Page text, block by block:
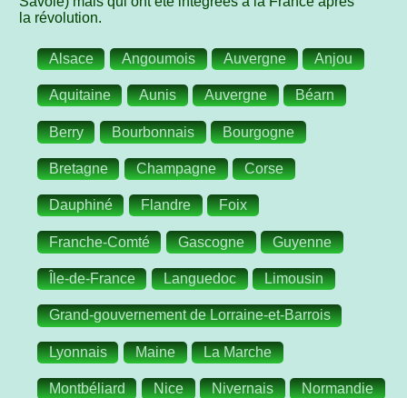
la révolution.
Alsace Angoumois Auvergne Anjou
Aquitaine Aunis Auvergne Béarn
Berry Bourbonnais Bourgogne
Bretagne Champagne Corse
Dauphiné Flandre Foix
Franche-Comté Gascogne Guyenne
Île-de-France Languedoc Limousin
Grand-gouvernement de Lorraine-et-Barrois
Lyonnais Maine La Marche
Montbéliard Nice Nivernais Normandie